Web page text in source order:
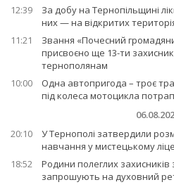
12:39
За добу на Тернопільщині
них — на відкритих
11:21
Звання «Почесний
присвоєно ще 13-ти
тернополянам
10:00
Одна автопригода – троє
під колеса мотоцикла
20:10
У Тернополі затвердили
навчання у мистецькому
18:52
Родини полеглих
запрошують на духовний